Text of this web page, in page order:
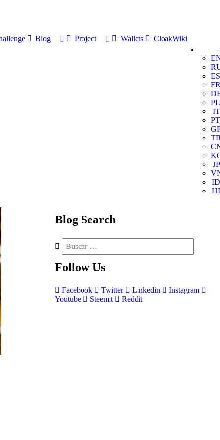
Blog Project Wallets
CloakWiki
ES
FR
PL
IT
PT
JP
ID
HI
Blog Search
Follow Us
Facebook Twitter Linkedin
Instagram
Youtube
Steemit Reddit